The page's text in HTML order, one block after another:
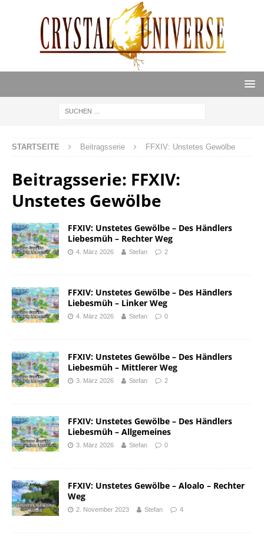
STARTSEITE Beitragsserie FFXIV: Unstetes Gewölbe
Beitragsserie: FFXIV:
Unstetes Gewölbe
FFXIV: Unstetes Gewölbe – Des Händlers
Liebesmüh – Rechter Weg
4. März 2026 Stefan 2
FFXIV: Unstetes Gewölbe – Des Händlers
Liebesmüh – Linker Weg
4. März 2026 Stefan 0
FFXIV: Unstetes Gewölbe – Des Händlers
Liebesmüh – Mittlerer Weg
3. März 2026 Stefan 2
FFXIV: Unstetes Gewölbe – Des Händlers
Liebesmüh – Allgemeines
3. März 2026 Stefan 0
FFXIV: Unstetes Gewölbe – Aloalo – Rechter
Weg
2. November 2023 Stefan 4